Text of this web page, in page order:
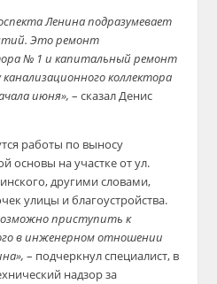
Ленина подразумевает
Это ремонт
№ 1 и капитальный ремонт
коллектора
июня», – сказал Денис
работы по выносу
основы на участке от ул.
другими словами,
улицы и благоустройства.
приступить к
в инженерном отношении
– подчеркнул специалист, в
надзор за